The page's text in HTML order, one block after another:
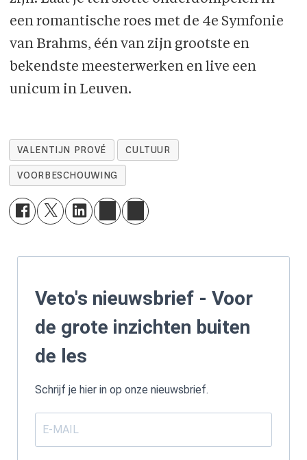
een romantische roes met de 4e Symfonie
van Brahms, één van zijn grootste en
bekendste meesterwerken en live een
unicum in Leuven.
VALENTIJN PROVÉ CULTUUR
VOORBESCHOUWING
Veto's nieuwsbrief - Voor
de grote inzichten buiten
de les
Schrijf je hier in op onze nieuwsbrief.